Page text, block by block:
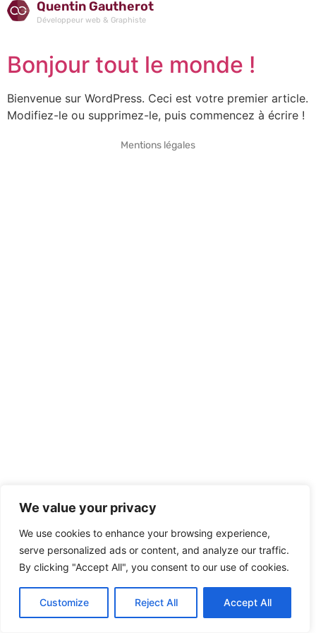
We value your privacy
We use cookies to enhance your browsing experience,
serve personalized ads or content, and analyze our traffic.
By clicking "Accept All", you consent to our use of cookies.
Customize Reject All Accept All
Quentin Gautherot
Développeur web & Graphiste
Bonjour tout le monde !
Bienvenue sur WordPress. Ceci est votre premier article.
Modifiez-le ou supprimez-le, puis commencez à écrire !
Mentions légales